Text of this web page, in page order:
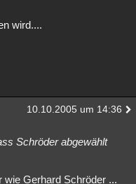
wird....
10.10.2005 um 14:36
Schröder abgewählt
wie Gerhard Schröder ...